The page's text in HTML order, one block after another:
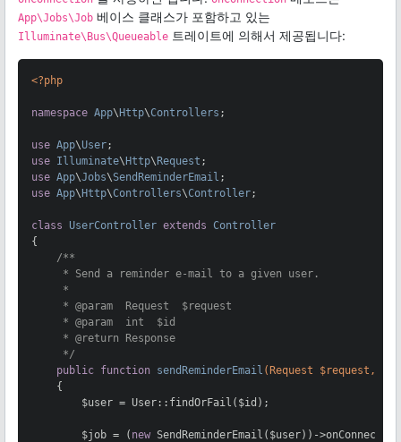
App\Jobs\Job 베이스 클래스가 포함하고 있는
Illuminate\Bus\Queueable 트레이트에 의해서 제공됩니다:
<?php
namespace App\ Http\Controllers ;
use App\User
use Illuminate\ Http\ Request
use App\Jobs\SendReminderEmail
use App\ Http\Controllers\Controller;
class UserController extends Controller
{
/**
     * Send a reminder e-mail to a given user.
     *
     *
@param
  Request  $request
     *
@param
  int  $id
     *
@return Response
     */
public function sendReminderEmail (Request $request,
{
        $user = User::findOrFail($id);
        $job = (
new SendReminderEmail($user))-